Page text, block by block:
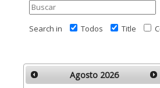
Search in
Todos Title
Agosto 2026